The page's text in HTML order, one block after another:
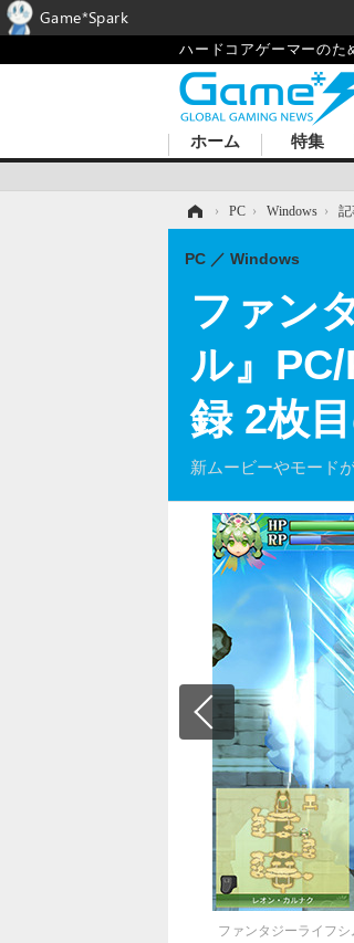
ハードコアゲーマーのた
ホーム 特集
› PC › Windows › 記
ファン
ル』
録 2枚
新ムービーやモード
PC Windows
ファンタジーライフ
Game*Spark